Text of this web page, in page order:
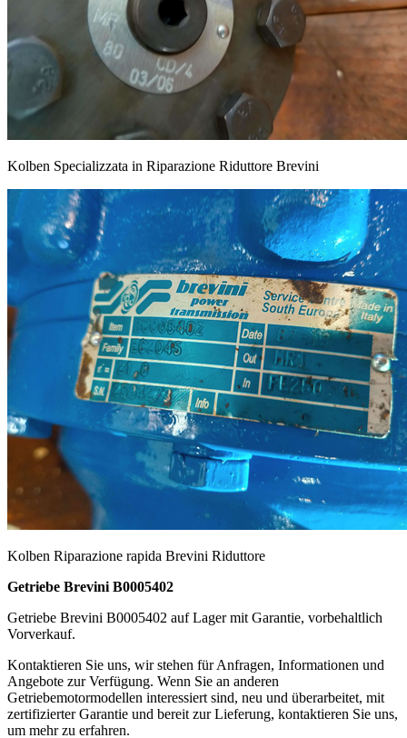
Kolben Specializzata in Riparazione Riduttore Brevini
Kolben Riparazione rapida Brevini Riduttore
Getriebe Brevini B0005402
Getriebe Brevini B0005402 auf Lager mit Garantie, vorbehaltlich
Vorverkauf.
Kontaktieren Sie uns, wir stehen für Anfragen, Informationen und
Angebote zur Verfügung. Wenn Sie an anderen
Getriebemotormodellen interessiert sind, neu und überarbeitet, mit
zertifizierter Garantie und bereit zur Lieferung, kontaktieren Sie uns,
um mehr zu erfahren.